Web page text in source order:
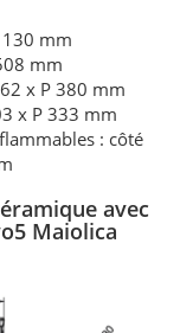
mm
mm
x P 380 mm
x P 333 mm
: côté
avec
Maiolica